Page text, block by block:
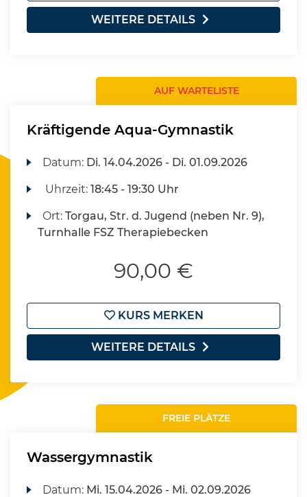
WEITERE DETAILS
AUF WARTELISTE
Kräftigende Aqua-Gymnastik
Datum: Di. 14.04.2026 - Di. 01.09.2026
Uhrzeit:18:45 - 19:30 Uhr
Ort:Torgau, Str. d. Jugend (neben Nr. 9),
Turnhalle FSZ Therapiebecken
90,00 €
KURS MERKEN
WEITERE DETAILS
FREIE PLÄTZE
Wassergymnastik
Datum: Mi. 15.04.2026 - Mi. 02.09.2026